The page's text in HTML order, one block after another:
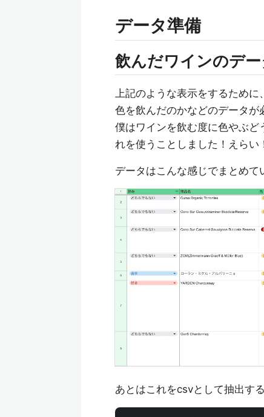
データ準備
飲んだワインのデー
上記のような表示をするため
色を飲んだのかなどのデータが
僕はワインを飲む度に色やぶ
れを使うことしました！えらい
データはこんな感じでまとめて
あとはこれをcsvとして抽出する